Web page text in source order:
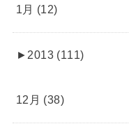
1月 (12)
► 2013 (111)
12月 (38)